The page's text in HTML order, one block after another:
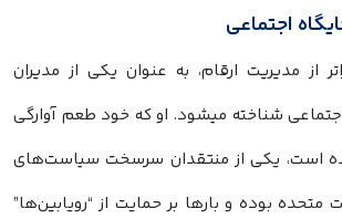
اجتماعی
از مدیریت ارقام، به عنوان یکی از مدیران
شناخته میشود. او که خود طعم آوارگی
است، یکی از منتقدان سرسخت سیاست‌های
متحده بوده و بارها بر حمایت از “رویابین‌ها”